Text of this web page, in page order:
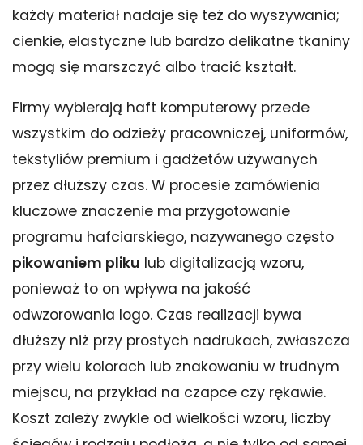
każdy materiał nadaje się też do wyszywania;
cienkie, elastyczne lub bardzo delikatne tkaniny
mogą się marszczyć albo tracić kształt.
Firmy wybierają haft komputerowy przede
wszystkim do odzieży pracowniczej, uniformów,
tekstyliów premium i gadżetów używanych
przez dłuższy czas. W procesie zamówienia
kluczowe znaczenie ma przygotowanie
programu hafciarskiego, nazywanego często
pikowaniem pliku lub digitalizacją wzoru,
ponieważ to on wpływa na jakość
odwzorowania logo. Czas realizacji bywa
dłuższy niż przy prostych nadrukach, zwłaszcza
przy wielu kolorach lub znakowaniu w trudnym
miejscu, na przykład na czapce czy rękawie.
Koszt zależy zwykle od wielkości wzoru, liczby